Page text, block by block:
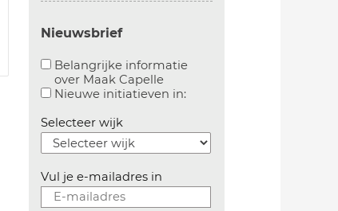
Nieuwsbrief
Belangrijke informatie
over Maak Capelle
Aanvinken om belangrijke informatie over
Nieuwe initiatieven in:Aanvinken om
Selecteer wijk
Vul je e-mailadres in